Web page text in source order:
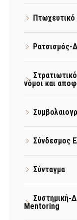
Πτωχευτικό
Ρατσισμός-
νόμοι και
Σύνδεσμος
Σύνταγμα
Συστημική-
Mentoring